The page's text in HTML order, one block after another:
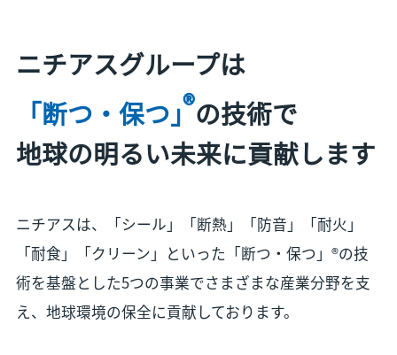
ニチアスグループは
「断つ・保つ」
®の技術で
地球の明るい未来に貢献します
ニチアスは、「シール」「断熱」「防音」「耐火」
「耐食」「クリーン」といった「断つ・保つ」®の技
術を基盤とした5つの事業でさまざまな産業分野を支
え、地球環境の保全に貢献しております。